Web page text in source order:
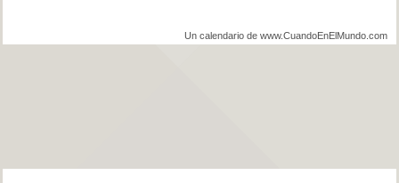
Un calendario de www.CuandoEnElMundo.com